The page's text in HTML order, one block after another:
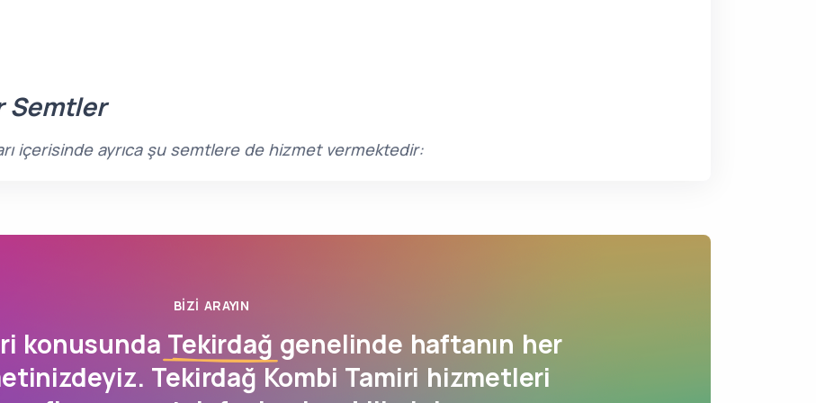
Semtler
içerisinde ayrıca şu semtlere de hizmet vermektedir:
BIZI ARAYIN
konusunda Tekirdağ genelinde haftanın her
Tekirdağ Kombi Tamiri hizmetleri